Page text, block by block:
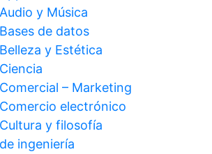
y Música
de datos
y Estética
– Marketing
electrónico
y filosofía
ingeniería